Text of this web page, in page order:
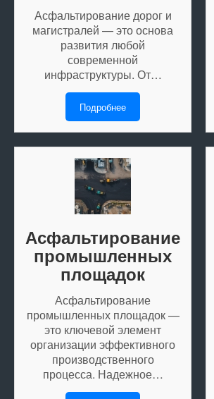
Асфальтирование дорог и
магистралей — это основа
развития любой
современной
инфраструктуры. От…
Подробнее
Асфальтирование
промышленных
площадок
Асфальтирование
промышленных площадок —
это ключевой элемент
организации эффективного
производственного
процесса. Надежное…